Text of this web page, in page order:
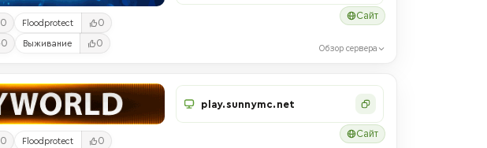
0 Floodprotect 0
0 Выживание 0
Сайт
Обзор сервера
0 Floodprotect 0
play.sunnymc.net
Сайт